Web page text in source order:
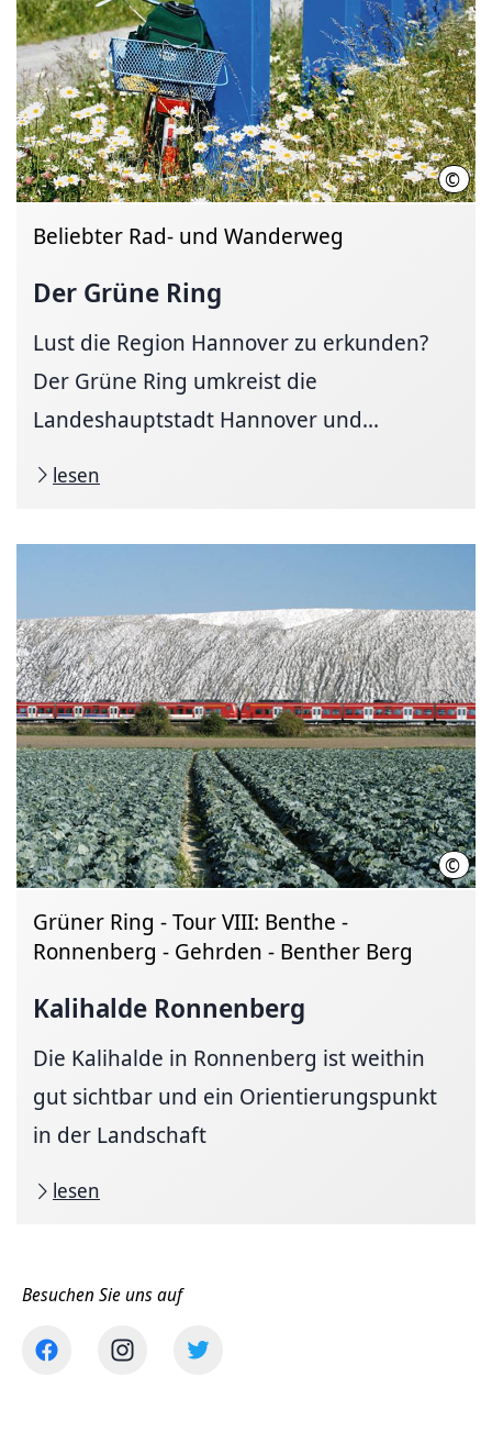
©
Beliebter Rad- und Wanderweg
Der Grüne Ring
Lust die Region Hannover zu erkunden?
Der Grüne Ring umkreist die
Landeshauptstadt Hannover und...
lesen
©
Grüner Ring - Tour VIII: Benthe -
Ronnenberg - Gehrden - Benther Berg
Kalihalde Ronnenberg
Die Kalihalde in Ronnenberg ist weithin
gut sichtbar und ein Orientierungspunkt
in der Landschaft
lesen
Besuchen Sie uns auf